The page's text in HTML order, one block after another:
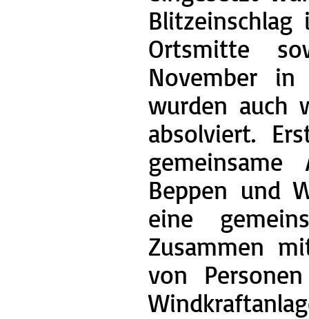
Ortsmitte
November in
wurden auch
absolviert.
Beppen und
eine
Zusammen
von